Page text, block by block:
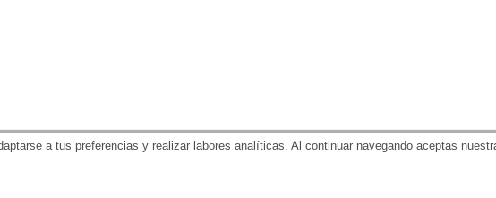
a tus preferencias y realizar labores analíticas. Al continuar navegando aceptas